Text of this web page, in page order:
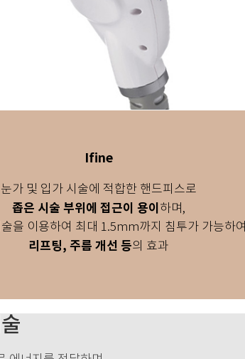
Ifine
눈가 및 입가 시술에 적합한 핸드피스로
좁은 시술 부위에 접근이 용이 하며,
을 이용하여 최대 1.5mm까지 침투가 가능하여
리프팅, 주름 개선 등의 효과